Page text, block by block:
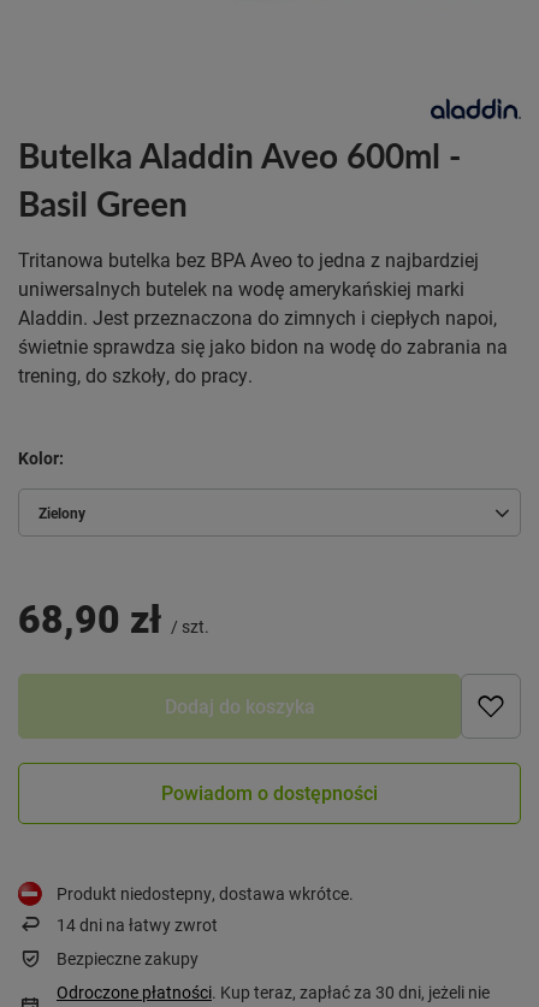
Butelka Aladdin Aveo 600ml -
Basil Green
Tritanowa butelka bez BPA Aveo to jedna z najbardziej
uniwersalnych butelek na wodę amerykańskiej marki
Aladdin. Jest przeznaczona do zimnych i ciepłych napoi,
świetnie sprawdza się jako bidon na wodę do zabrania na
trening, do szkoły, do pracy.
Kolor
Zielony
68,90 zł / szt.
Dodaj do koszyka
Powiadom o dostępności
Produkt niedostepny, dostawa wkrótce
14dni na łatwy zwrot
Bezpieczne zakupy
Odroczone płatności. Kup teraz, zapłać za 30 dni, jeżeli nie